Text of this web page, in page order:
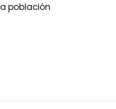
población